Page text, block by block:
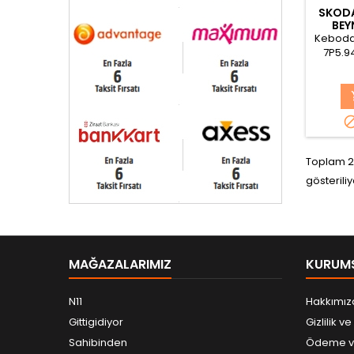
Toplam
MAĞAZALARIMIZ
N11
Gittigidiyor
Sahibinden
Gizlilik
Ödeme